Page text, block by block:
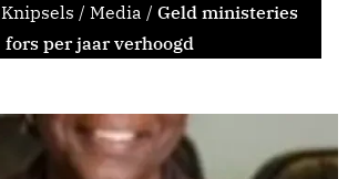
Knipsels / Media / Geld ministeries
fors per jaar verhoogd